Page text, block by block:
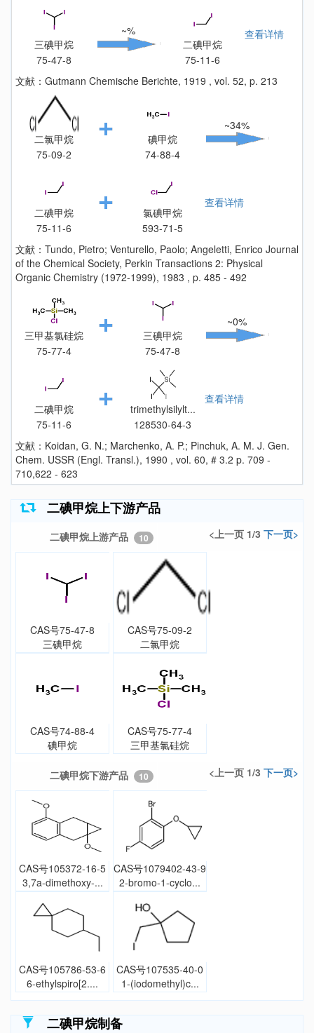
三碘甲烷
75-47-8
~%
二碘甲烷
75-11-6
查看详情
文献：Gutmann Chemische Berichte, 1919 , vol. 52, p. 213
二氯甲烷
75-09-2
碘甲烷
74-88-4
~34%
二碘甲烷
75-11-6
氯碘甲烷
593-71-5
查看详情
文献：Tundo, Pietro; Venturello, Paolo; Angeletti, Enrico Journal
of the Chemical Society, Perkin Transactions 2: Physical
Organic Chemistry (1972-1999), 1983 , p. 485 - 492
三甲基氯硅烷
75-77-4
三碘甲烷
75-47-8
~0%
二碘甲烷
75-11-6
trimethylsilylt...
128530-64-3
查看详情
文献：Koidan, G. N.; Marchenko, A. P.; Pinchuk, A. M. J. Gen.
Chem. USSR (Engl. Transl.), 1990 , vol. 60, # 3.2 p. 709 -
710,622 - 623
二碘甲烷上下游产品
二碘甲烷上游产品 10 <上一页 1/3 下一页>
CAS号75-47-8
三碘甲烷
CAS号75-09-2
二氯甲烷
CAS号74-88-4
碘甲烷
CAS号75-77-4
三甲基氯硅烷
二碘甲烷下游产品 10 <上一页 1/3 下一页>
CAS号105372-16-5
3,7a-dimethoxy-...
CAS号1079402-43-9
2-bromo-1-cyclo...
CAS号105786-53-6
6-ethylspiro[2....
CAS号107535-40-0
1-(iodomethyl)c...
二碘甲烷制备